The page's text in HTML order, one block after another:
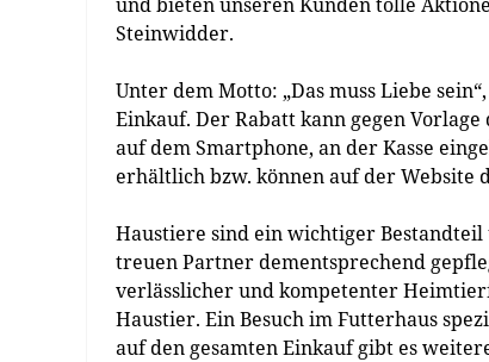
Steinwidder.
Unter dem Motto: „Das muss Liebe
Einkauf. Der Rabatt kann gegen
auf dem Smartphone, an der Kasse
erhältlich bzw. können auf der Website
Haustiere sind ein wichtiger Bestandteil
treuen Partner dementsprechend
verlässlicher und kompetenter
Haustier. Ein Besuch im Futterhaus
auf den gesamten Einkauf gibt es